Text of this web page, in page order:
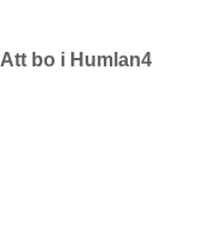
Att bo i Humlan4